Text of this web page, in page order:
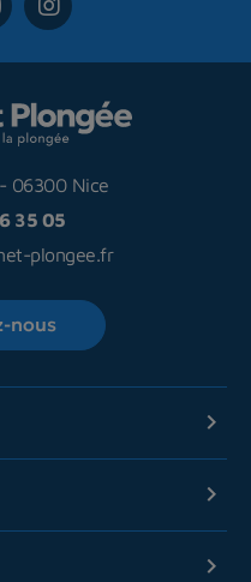
- 06300 Nice
35 05
plongee.fr
nous


